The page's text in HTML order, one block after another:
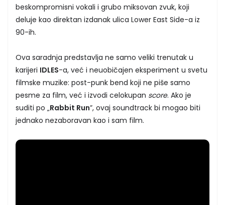
beskompromisni vokali i grubo miksovan zvuk, koji
deluje kao direktan izdanak ulica Lower East Side-a iz
90-ih.
Ova saradnja predstavlja ne samo veliki trenutak u
karijeri IDLES-a, već i neuobičajen eksperiment u svetu
filmske muzike: post-punk bend koji ne piše samo
pesme za film, već i izvodi celokupan score. Ako je
suditi po „Rabbit Run”, ovaj soundtrack bi mogao biti
jednako nezaboravan kao i sam film.